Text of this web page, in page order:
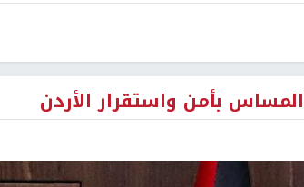
بأمن واستقرار الأردن